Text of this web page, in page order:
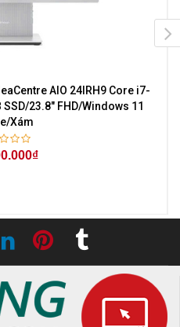
AIO 24IRH9 Core i7-
23.8" FHD/Windows 11
Xám